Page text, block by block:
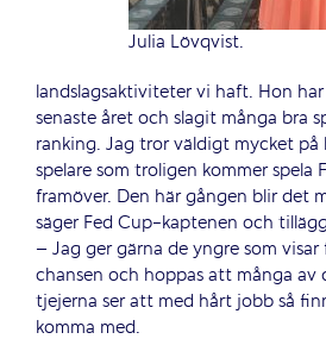
Julia Lövqvist.
landslagsaktiviteter vi haft. Hon
senaste året och slagit många bra
ranking. Jag tror väldigt mycket på
spelare som troligen kommer spela
framöver. Den här gången blir det
säger Fed Cup-kaptenen och
– Jag ger gärna de yngre som
chansen och hoppas att många av
tjejerna ser att med hårt jobb så
komma med.